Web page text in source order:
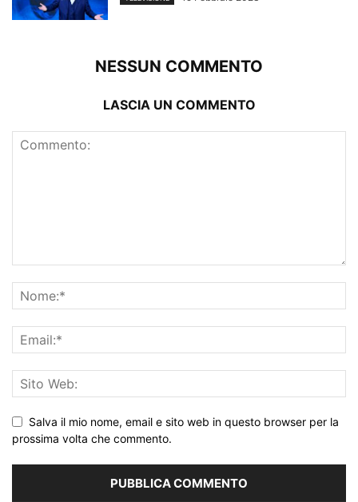
NESSUN COMMENTO
LASCIA UN COMMENTO
Salva il mio nome, email e sito web in questo browser per la
prossima volta che commento.